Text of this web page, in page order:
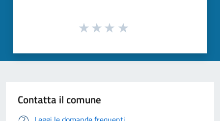
Contatta il comune